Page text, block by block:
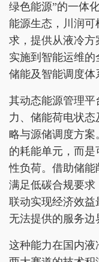
绿色能源”的一体
能源生态，川润
求，提供从液冷
实施到智能运维的
储能及智能调度体
其动态能源管理
力、储能荷电状
略与源储调度方
的耗能单元，而
性负荷。借助储
满足低碳合规要
联动实现经济效
无法提供的服务边
这种能力在国内